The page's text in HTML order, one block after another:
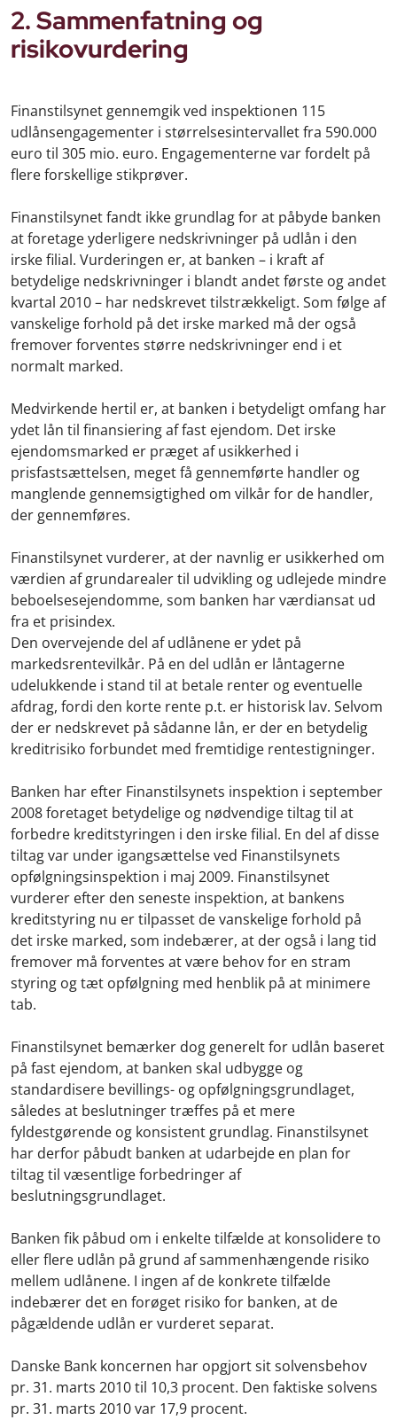
2. Sammenfatning og
risikovurdering
Finanstilsynet gennemgik ved inspektionen 115
udlånsengagementer i størrelsesintervallet fra 590.000
euro til 305 mio. euro. Engagementerne var fordelt på
flere forskellige stikprøver.
Finanstilsynet fandt ikke grundlag for at påbyde banken
at foretage yderligere nedskrivninger på udlån i den
irske filial. Vurderingen er, at banken – i kraft af
betydelige nedskrivninger i blandt andet første og andet
kvartal 2010 – har nedskrevet tilstrækkeligt. Som følge af
vanskelige forhold på det irske marked må der også
fremover forventes større nedskrivninger end i et
normalt marked.
Medvirkende hertil er, at banken i betydeligt omfang har
ydet lån til finansiering af fast ejendom. Det irske
ejendomsmarked er præget af usikkerhed i
prisfastsættelsen, meget få gennemførte handler og
manglende gennemsigtighed om vilkår for de handler,
der gennemføres.
Finanstilsynet vurderer, at der navnlig er usikkerhed om
værdien af grundarealer til udvikling og udlejede mindre
beboelsesejendomme, som banken har værdiansat ud
fra et prisindex.
Den overvejende del af udlånene er ydet på
markedsrentevilkår. På en del udlån er låntagerne
udelukkende i stand til at betale renter og eventuelle
afdrag, fordi den korte rente p.t. er historisk lav. Selvom
der er nedskrevet på sådanne lån, er der en betydelig
kreditrisiko forbundet med fremtidige rentestigninger.
Banken har efter Finanstilsynets inspektion i september
2008 foretaget betydelige og nødvendige tiltag til at
forbedre kreditstyringen i den irske filial. En del af disse
tiltag var under igangsættelse ved Finanstilsynets
opfølgningsinspektion i maj 2009. Finanstilsynet
vurderer efter den seneste inspektion, at bankens
kreditstyring nu er tilpasset de vanskelige forhold på
det irske marked, som indebærer, at der også i lang tid
fremover må forventes at være behov for en stram
styring og tæt opfølgning med henblik på at minimere
tab.
Finanstilsynet bemærker dog generelt for udlån baseret
på fast ejendom, at banken skal udbygge og
standardisere bevillings- og opfølgningsgrundlaget,
således at beslutninger træffes på et mere
fyldestgørende og konsistent grundlag. Finanstilsynet
har derfor påbudt banken at udarbejde en plan for
tiltag til væsentlige forbedringer af
beslutningsgrundlaget.
Banken fik påbud om i enkelte tilfælde at konsolidere to
eller flere udlån på grund af sammenhængende risiko
mellem udlånene. I ingen af de konkrete tilfælde
indebærer det en forøget risiko for banken, at de
pågældende udlån er vurderet separat.
Danske Bank koncernen har opgjort sit solvensbehov
pr. 31. marts 2010 til 10,3 procent. Den faktiske solvens
pr. 31. marts 2010 var 17,9 procent.